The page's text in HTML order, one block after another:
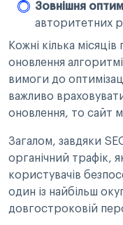
Зовнішня
авторитетних
Кожні кілька
оновлення
вимоги до
важливо
оновлення, то сайт
Загалом, завдяки
органічний трафік,
користувачів
один із найбільш
довгостроковій